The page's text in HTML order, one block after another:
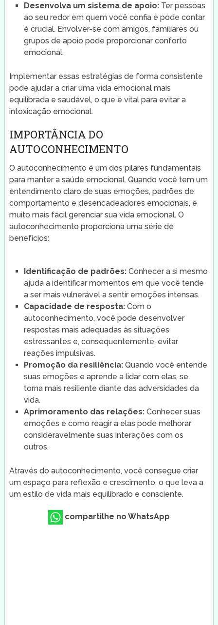
Desenvolva um sistema de apoio:Ter pessoas
ao seu redor em quem você confia e pode contar
é crucial. Envolver-se com amigos, familiares ou
grupos de apoio pode proporcionar conforto
emocional.
Implementar essas estratégias de forma consistente
pode ajudar a criar uma vida emocional mais
equilibrada e saudável, o que é vital para evitar a
intoxicação emocional.
IMPORTÂNCIA DO
AUTOCONHECIMENTO
O autoconhecimento é um dos pilares fundamentais
para manter a saúde emocional. Quando você tem um
entendimento claro de suas emoções, padrões de
comportamento e desencadeadores emocionais, é
muito mais fácil gerenciar sua vida emocional. O
autoconhecimento proporciona uma série de
benefícios:
Identificação de padrões:Conhecer a si mesmo
ajuda a identificar momentos em que você tende
a ser mais vulnerável a sentir emoções intensas.
Capacidade de resposta:Com o
autoconhecimento, você pode desenvolver
respostas mais adequadas às situações
estressantes e, consequentemente, evitar
reações impulsivas.
Promoção da resiliência:Quando você entende
suas emoções e aprende a lidar com elas, se
torna mais resiliente diante das adversidades da
vida.
Aprimoramento das relações:Conhecer suas
emoções e como reagir a elas pode melhorar
consideravelmente suas interações com os
outros.
Através do autoconhecimento, você consegue criar
um espaço para reflexão e crescimento, o que leva a
um estilo de vida mais equilibrado e consciente.
compartilhe no WhatsApp